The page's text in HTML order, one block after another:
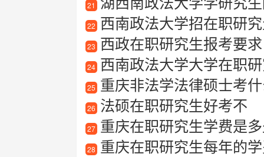
21
22 西南政法大学招在职研
23 西政在职研究生报考要求
24 西南政法大学大学在职
25 重庆非法学法律硕士考
26 法硕在职研究生好考不
27 重庆在职研究生学费是
28 重庆在职研究生每年的